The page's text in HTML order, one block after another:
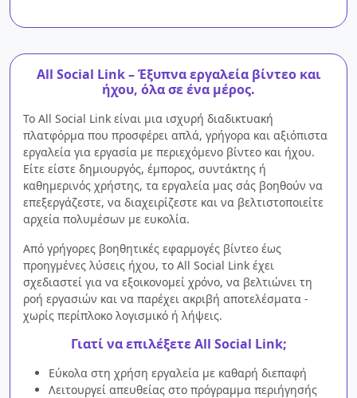
All Social Link – Έξυπνα εργαλεία βίντεο και
ήχου, όλα σε ένα μέρος.
Το All Social Link είναι μια ισχυρή διαδικτυακή
πλατφόρμα που προσφέρει απλά, γρήγορα και αξιόπιστα
εργαλεία για εργασία με περιεχόμενο βίντεο και ήχου.
Είτε είστε δημιουργός, έμπορος, συντάκτης ή
καθημερινός χρήστης, τα εργαλεία μας σάς βοηθούν να
επεξεργάζεστε, να διαχειρίζεστε και να βελτιστοποιείτε
αρχεία πολυμέσων με ευκολία.
Από γρήγορες βοηθητικές εφαρμογές βίντεο έως
προηγμένες λύσεις ήχου, το All Social Link έχει
σχεδιαστεί για να εξοικονομεί χρόνο, να βελτιώνει τη
ροή εργασιών και να παρέχει ακριβή αποτελέσματα -
χωρίς περίπλοκο λογισμικό ή λήψεις.
Γιατί να επιλέξετε All Social Link;
Εύκολα στη χρήση εργαλεία με καθαρή διεπαφή
Λειτουργεί απευθείας στο πρόγραμμα περιήγησής